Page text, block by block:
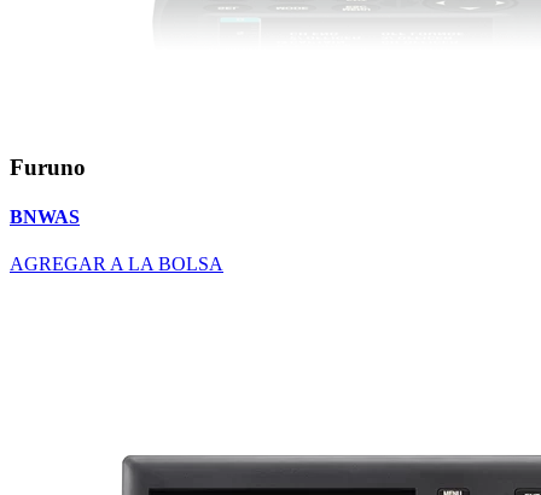
Furuno
BNWAS
AGREGAR A LA BOLSA